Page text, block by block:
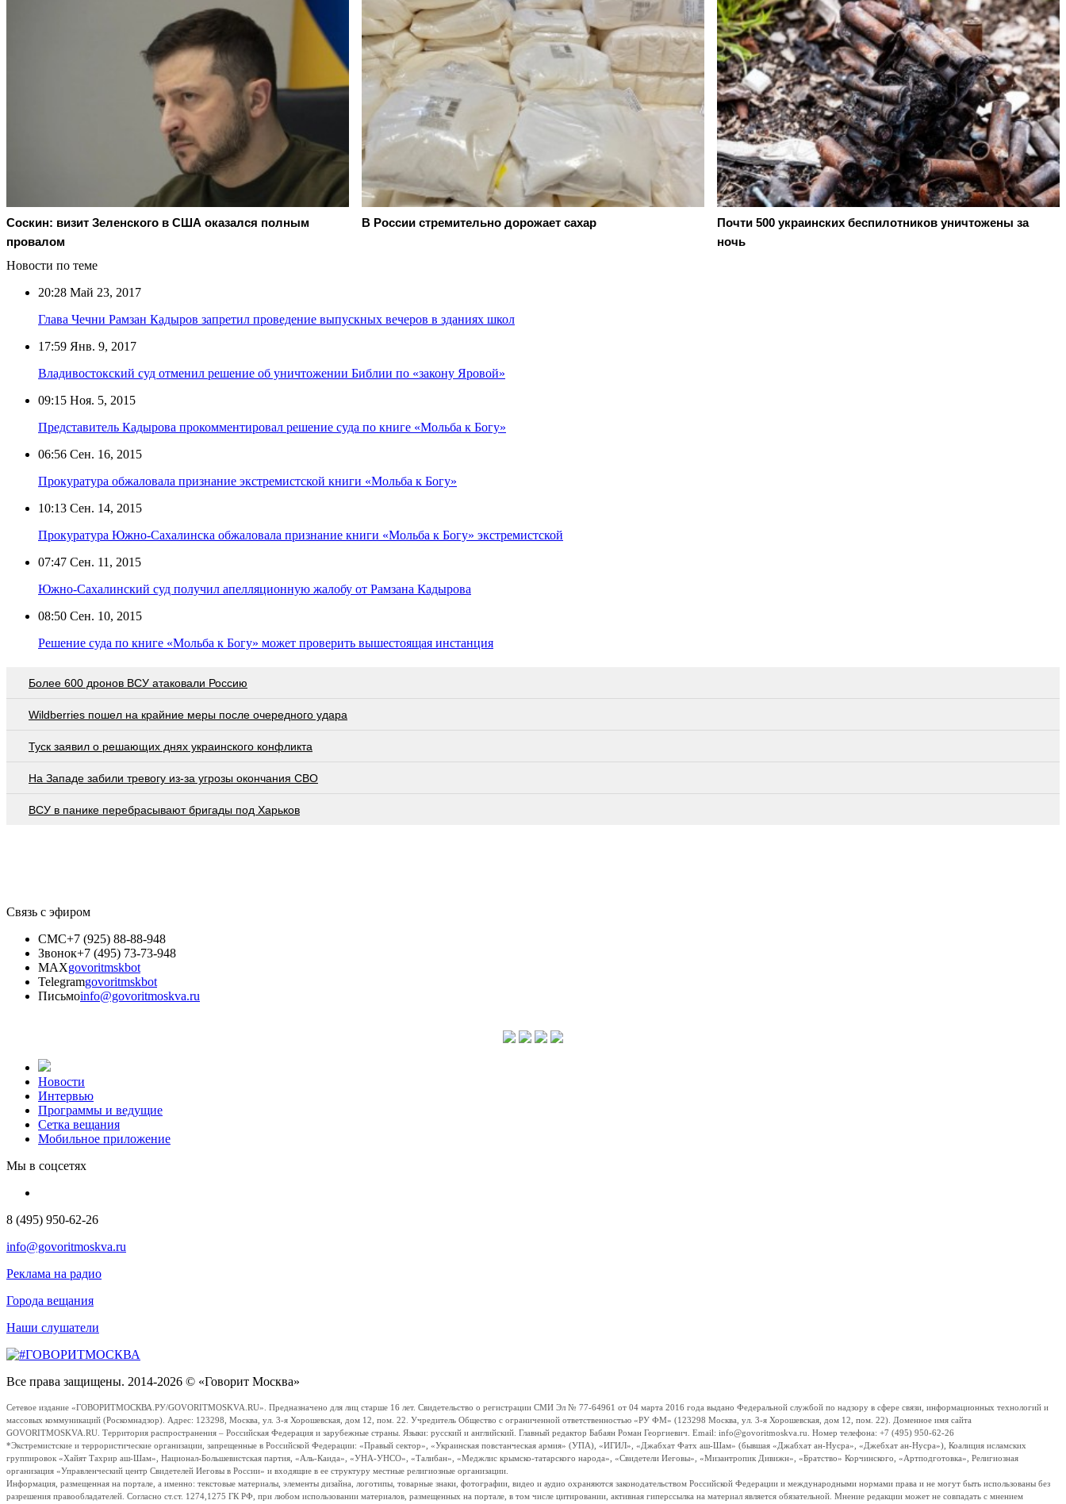
Соскин: визит Зеленского в США оказался полным
провалом
В России стремительно дорожает сахар
Почти 500 украинских беспилотников уничтожены за
ночь
Новости по теме
20:28 Май 23, 2017
Глава Чечни Рамзан Кадыров запретил проведение выпускных вечеров в зданиях школ
17:59 Янв. 9, 2017
Владивостокский суд отменил решение об уничтожении Библии по «закону Яровой»
09:15 Ноя. 5, 2015
Представитель Кадырова прокомментировал решение суда по книге «Мольба к Богу»
06:56 Сен. 16, 2015
Прокуратура обжаловала признание экстремистской книги «Мольба к Богу»
10:13 Сен. 14, 2015
Прокуратура Южно-Сахалинска обжаловала признание книги «Мольба к Богу» экстремистской
07:47 Сен. 11, 2015
Южно-Сахалинский суд получил апелляционную жалобу от Рамзана Кадырова
08:50 Сен. 10, 2015
Решение суда по книге «Мольба к Богу» может проверить вышестоящая инстанция
Более 600 дронов ВСУ атаковали Россию
Wildberries пошел на крайние меры после очередного удара
Туск заявил о решающих днях украинского конфликта
На Западе забили тревогу из-за угрозы окончания СВО
ВСУ в панике перебрасывают бригады под Харьков
Связь с эфиром
СМС+7 (925) 88-88-948
Звонок+7 (495) 73-73-948
MAXgovoritmskbot
Telegramgovoritmskbot
Письмоinfo@govoritmoskva.ru
Новости
Интервью
Программы и ведущие
Сетка вещания
Мобильное приложение
Мы в соцсетях
8 (495) 950-62-26
info@govoritmoskva.ru
Реклама на радио
Города вещания
Наши слушатели
Все права защищены. 2014-2026 © «Говорит Москва»
Сетевое издание «ГОВОРИТМОСКВА.РУ/GOVORITMOSKVA.RU». Предназначено для лиц старше 16 лет. Свидетельство о регистрации СМИ Эл № 77-64961 от 04 марта 2016 года выдано Федеральной службой по надзору в сфере связи, информационных технологий и
массовых коммуникаций (Роскомнадзор). Адрес: 123298, Москва, ул. 3-я Хорошевская, дом 12, пом. 22. Учредитель Общество с ограниченной ответственностью «РУ ФМ» (123298 Москва, ул. 3-я Хорошевская, дом 12, пом. 22). Доменное имя сайта
GOVORITMOSKVA.RU. Территория распространения – Российская Федерация и зарубежные страны. Языки: русский и английский. Главный редактор Бабаян Роман Георгиевич. Email: info@govoritmoskva.ru. Номер телефона: +7 (495) 950-62-26
*Экстремистские и террористические организации, запрещенные в Российской Федерации: «Правый сектор», «Украинская повстанческая армия» (УПА), «ИГИЛ», «Джабхат Фатх аш-Шам» (бывшая «Джабхат ан-Нусра», «Джебхат ан-Нусра»), Коалиция исламских
группировок «Хайят Тахрир аш-Шам», Национал-Большевистская партия, «Аль-Каида», «УНА-УНСО», «Талибан», «Меджлис крымско-татарского народа», «Свидетели Иеговы», «Мизантропик Дивижн», «Братство» Корчинского, «Артподготовка», Религиозная
организация «Управленческий центр Свидетелей Иеговы в России» и входящие в ее структуру местные религиозные организации.
Информация, размещенная на портале, а именно: текстовые материалы, элементы дизайна, логотипы, товарные знаки, фотографии, видео и аудио охраняются законодательством Российской Федерации и международными нормами права и не могут быть использованы без
разрешения правообладателей. Согласно ст.ст. 1274,1275 ГК РФ, при любом использовании материалов, размещенных на портале, в том числе цитировании, активная гиперссылка на материал является обязательной. Мнение редакции может не совпадать с мнением